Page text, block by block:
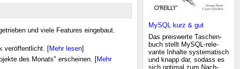
MySQL kurz & gut
Das preiswerte Taschen-
buch stellt MySQL-rele-
vante Inhalte systematisch
und knapp dar, sodass es
sich optimal zum Nach-
und viele Features eingebaut.
veröffentlicht. [Mehr lesen]
des Monats" erscheinen. [Mehr